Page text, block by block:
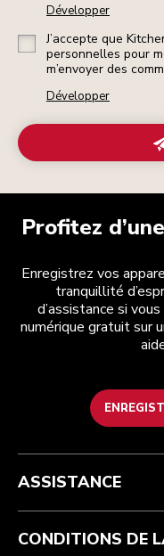
Développer
J’accepte que
personnelles pour
m’envoyer des
Développer
Profitez
Enregistrez vos
tranquillité
d’assistance si
numérique gratuit sur
Health Check
Suivez votre commande
Garantie et documents
FAQ
Conditions générales de
Retours et remboursements
Imprint
ODR
La marque
Trouver une boutique
ASSISTANCE
CONDITIONS DE